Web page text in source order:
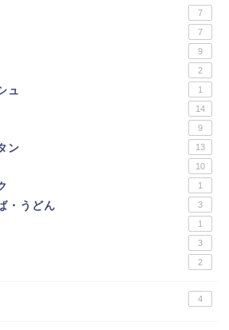
7
7
9
2
ュ 1
14
9
ン 13
10
1
・うどん 3
1
3
2
4
イエットに！セブンイ
め。カロリーの低い食
べ物ランキング！